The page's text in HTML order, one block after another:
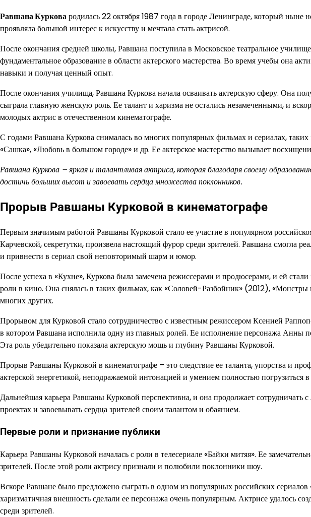
Равшана Курковародилась 22 октября 1987 года в городе Ленинграде, который
проявляла большой интерес к искусству и мечтала стать актрисой.
После окончания средней школы, Равшана поступила в Московское театральное
фундаментальное образование в области актерского мастерства. Во время учебы она
навыки и получая ценный опыт.
После окончания училища, Равшана Куркова начала осваивать актерскую сферу. Она
сыграла главную женскую роль. Ее талант и харизма не остались незамеченными, и
молодых актрис в отечественном кинематографе.
С годами Равшана Куркова снималась во многих популярных фильмах и сериалах, таких
«Сашка», «Любовь в большом городе» и др. Ее актерское мастерство вызывает
Равшана Куркова – яркая и талантливая актриса, которая благодаря своему
достичь больших высот и завоевать сердца множества поклонников.
Прорыв Равшаны Курковой в кинематографе
Первым значимым работой Равшаны Курковой стало ее участие в популярном
Карчевской, секретутки, произвела настоящий фурор среди зрителей. Равшана смогла
и привнести в сериал свой неповторимый шарм и юмор.
После успеха в «Кухне», Куркова была замечена режиссерами и продюсерами, и ей
роли в кино. Она снялась в таких фильмах, как «Соловей-Разбойник» (2012),
многих других.
Прорывом для Курковой стало сотрудничество с известным режиссером Ксенией
в котором Равшана исполнила одну из главных ролей. Ее исполнение персонажа Анны
Эта роль убедительно показала актерскую мощь и глубину Равшаны Курковой.
Прорыв Равшаны Курковой в кинематографе – это следствие ее таланта, упорства и
актерской энергетикой, неподражаемой интонацией и умением полностью погрузиться
Дальнейшая карьера Равшаны Курковой перспективна, и она продолжает сотрудничать
проектах и завоевывать сердца зрителей своим талантом и обаянием.
Первые роли и признание публики
Карьера Равшаны Курковой началась с роли в телесериале «Байки митяя». Ее
зрителей. После этой роли актрису признали и полюбили поклонники шоу.
Вскоре Равшане было предложено сыграть в одном из популярных российских
харизматичная внешность сделали ее персонажа очень популярным. Актрисе удалось
среди зрителей.